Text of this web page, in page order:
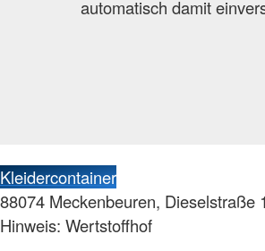
automatisch damit
Kleidercontainer
88074 Meckenbeuren, Dieselstraße
Hinweis: Wertstoffhof